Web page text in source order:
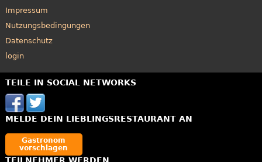
Impressum
Nutzungsbedingungen
Datenschutz
login
TEILE IN SOCIAL NETWORKS
MELDE DEIN LIEBLINGSRESTAURANT AN
Gastronom
vorschlagen